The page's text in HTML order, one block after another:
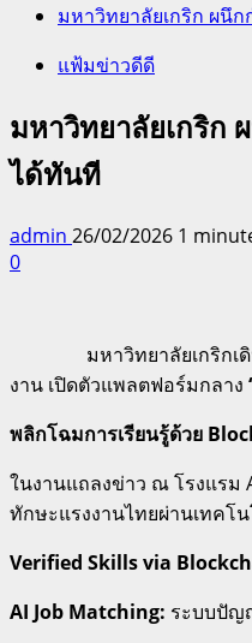
มหาวิทยาลัยเกริก ผนึก
แฟ้มข่าวดีดี
มหาวิทยาลัยเกริก
ได้ทันที
admin 26/02/2026 1
0
มหาวิทยาลัยเกริก
งาน เปิดตัวแพลตฟอร์มกลาง
พลิกโฉมการเรียนรู้ด้วย
ในงานแถลงข่าว ณ โรงแรม
ทักษะแรงงานไทยผ่านเทคโ
Verified Skills via
AI Job Matching: ระบบปัญ